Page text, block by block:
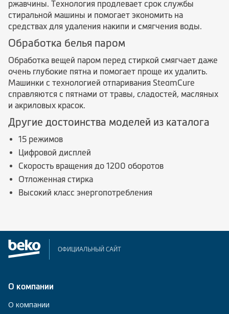
ржавчины. Технология продлевает срок службы
стиральной машины и помогает экономить на
средствах для удаления накипи и смягчения воды.
Обработка белья паром
Обработка вещей паром перед стиркой смягчает даже
очень глубокие пятна и помогает проще их удалить.
Машинки с технологией отпаривания SteamCure
справляются с пятнами от травы, сладостей, масляных
и акриловых красок.
Другие достоинства моделей из каталога
15 режимов
Цифровой дисплей
Скорость вращения до 1200 оборотов
Отложенная стирка
Высокий класс энергопотребления
ОФИЦИАЛЬНЫЙ САЙТ
О компании
О компании